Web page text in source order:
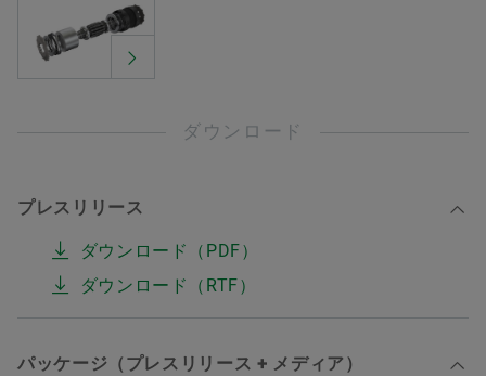
ダウンロード
プレスリリース
ダウンロード（PDF）
ダウンロード（RTF）
パッケージ（プレスリリース + メディア）